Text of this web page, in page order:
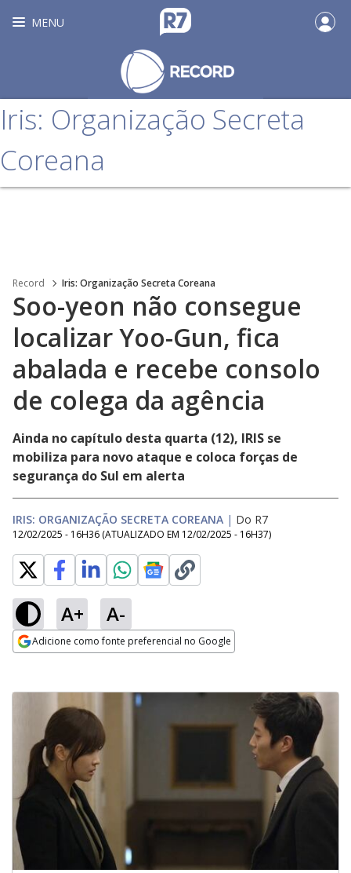
MENU
Iris: Organização Secreta
Coreana
Record Iris: Organização Secreta Coreana
Soo-yeon não consegue
localizar Yoo-Gun, fica
abalada e recebe consolo
de colega da agência
Ainda no capítulo desta quarta (12), IRIS se
mobiliza para novo ataque e coloca forças de
segurança do Sul em alerta
IRIS: ORGANIZAÇÃO SECRETA COREANA | Do R7
12/02/2025 - 16H36 (ATUALIZADO EM 12/02/2025 - 16H37)
A+ A-
Adicione como fonte preferencial no Google